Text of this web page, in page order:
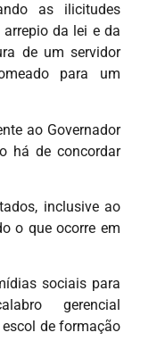
as ilicitudes
da lei e da
de um servidor
para um
ao Governador
há de concordar
inclusive ao
o que ocorre em
sociais para
gerencial
de formação